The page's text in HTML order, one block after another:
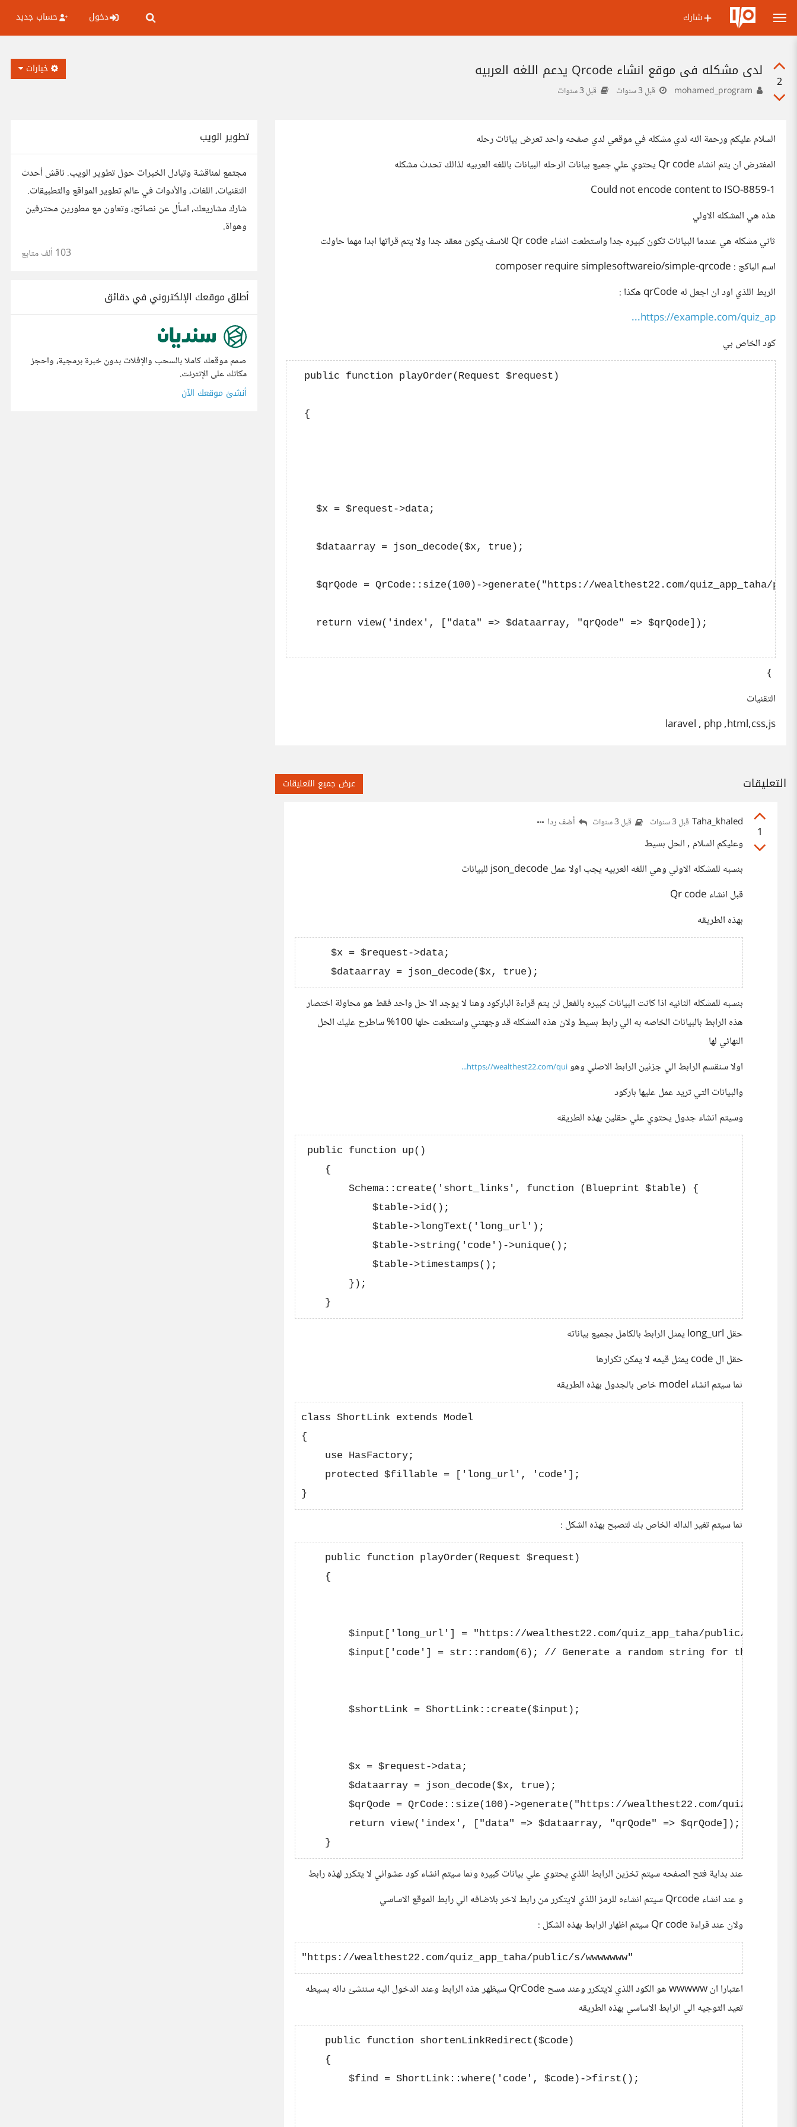
شارك دخول حساب جديد
2
لدي مشكله في موقع انشاء Qrcode يدعم اللغه العربيه
قبل 3 سنوات قبل 3 سنوات
خيارات
السلام عليكم ورحمة الله لدي مشكله في موقعي لدي صفحه واحد تعرض بيانات رحله
المفترض ان يتم انشاء Qr code يحتوي علي جميع بيانات الرحله البيانات باللغه العربيه لذالك تحدث مشكله
Could not encode content to ISO-8859-1
هذه هي المشكله الاولي
ثاني مشكله هي عندما البيانات تكون كبيره جدا واستطعت انشاء Qr code للاسف يكون معقد جدا ولا يتم قراتها ابدا مهما حاولت
اسم الباكج : composer require simplesoftwareio/simple-qrcode
الربط اللذي اود ان اجعل له qrCode هكذا :
https://example.com/quiz_ap...
كود الخاص بي
public function playOrder(Request $request)
{
$x = $request->data;
$dataarray = json_decode($x, true);
$qrQode = QrCode::size(100)->generate("https://wealthest22.com/quiz_app_taha/
return view('index', ["data" => $dataarray, "qrQode" => $qrQode]);
}
التقنيات
laravel , php ,html,css,js
التعليقات عرض جميع التعليقات
1
Taha_khaled قبل 3 سنوات قبل 3 سنوات أضف ردا
وعليكم السلام , الحل بسيط
بنسبه للمشكله الاولي وهي اللغه العربيه يجب اولا عمل json_decode للبيانات
قبل انشاء Qr code
بهذه الطريقه
$x = $request->data;
بنسبه للمشكله الثانيه اذا كانت البيانات كبيره بالفعل لن يتم قراءة الباركود وهنا لا يوجد الا حل واحد فقط هو محاولة اختصار
هذه الرابط بالبيانات الخاصه به الي رابط بسيط ولان هذه المشكله قد وجهتني واستطعت حلها 100% ساطرح عليك الحل
النهائي لها
اولا سنقسم الرابط الي جزئين الرابط الاصلي وهوhttps://wealthest22.com/qui...
والبيانات التي تريد عمل عليها باركود
وسيتم انشاء جدول يحتوي علي حقلين بهذه الطريقه
public function up()
{
Schema::create('short_links', function (Blueprint $table) {
$table->id();
$table->longText('long_url');
$table->string('code')->unique();
$table->timestamps();
});
حقل long_url يمثل الرابط بالكامل بجميع بياناته
حقل ال code يمثل قيمه لا يمكن تكرارها
ثما سيتم انشاء model خاص بالجدول بهذه الطريقه
class ShortLink extends Model
{
use HasFactory;
protected $fillable = ['long_url', 'code'];
ثما سيتم تغير الداله الخاص بك لتصبح بهذه الشكل :
public function playOrder(Request $request)
{
$input['long_url'] = "https://wealthest22.com/quiz_app_taha/public/play/
$input['code'] = str::random(6); // Generate a random string for the short
$shortLink = ShortLink::create($input);
$x = $request->data;
$dataarray = json_decode($x, true);
$qrQode = QrCode::size(100)->generate("https://wealthest22.com/
return view('index', ["data" => $dataarray, "qrQode" => $qrQode]);
عند بداية فتح الصفحه سيتم تخزين الرابط اللذي يحتوي علي بيانات كبيره وثما سيتم انشاء كود عشوائي لا يتكرر لهذه رابط
و عند انشاء Qrcode سيتم انشاءه للرمز اللذي لايتكرر من رابط لاخر بلاضافه الي رابط الموقع الاساسي
ولان عند قراءة Qr code سيتم اظهار الرابط بهذه الشكل :
اعتبارا ان wwwww هو الكود اللذي لايتكرر وعند مسح QrCode سيظهر هذه الرابط وعند الدخول اليه سننشئ داله بسيطه
تعيد التوجيه الي الرابط الاساسي بهذه الطريقه
public function shortenLinkRedirect($code)
{
$find = ShortLink::where('code', $code)->first();
تطوير الويب
مجتمع لمناقشة وتبادل الخبرات حول تطوير الويب. ناقش أحدث
التقنيات، اللغات، والأدوات في عالم تطوير المواقع والتطبيقات.
شارك مشاريعك، اسأل عن نصائح، وتعاون مع مطورين محترفين
وهواة.
103 ألف متابع
أطلق موقعك الإلكتروني في دقائق
صمم موقعك كاملا بالسحب والإفلات بدون خبرة برمجية، واحجز
مكانك على الإنترنت.
أنشئ موقعك الآن